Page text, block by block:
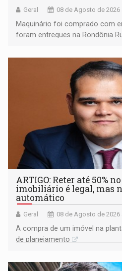
Geral 08 de Agosto de 2026
Maquinário foi comprado com
foram entregues na Rondônia
ARTIGO: Reter até 50%
imobiliário é legal, mas
automático
Geral 08 de Agosto de 2026
A compra de um imóvel na
de planejamento